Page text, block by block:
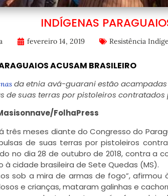
INDÍGENAS
fevereiro 14, 2019 Resistência
ACUSAM BRASILEIRO
da etnia avá-guarani estão
de suas terras por pistoleiros
FolhaPress
três meses diante do Congresso do
de suas terras por pistoleiros
no dia 28 de outubro de 2018, contra a
à cidade brasileira de Sete Quedas (MS).
sob a mira de armas de fogo”,
e crianças, mataram galinhas e